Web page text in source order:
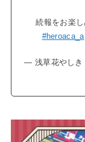
続報をお楽
#heroaca_a
— 浅草花やしき